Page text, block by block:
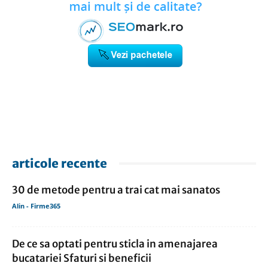
articole recente
30 de metode pentru a trai cat mai sanatos
Alin - Firme365
De ce sa optati pentru sticla in amenajarea
bucatariei Sfaturi si beneficii